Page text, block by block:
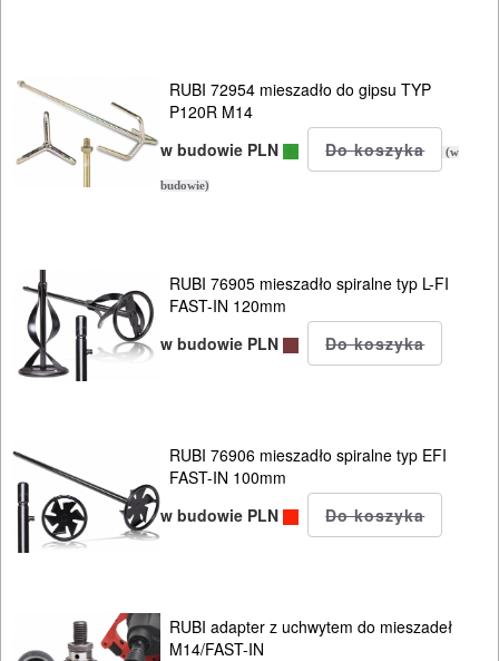
RUBI 72954 mieszadło do gipsu TYP
P120R M14
w budowie PLN
(w
budowie)
RUBI 76905 mieszadło spiralne typ L-FI
FAST-IN 120mm
w budowie PLN
RUBI 76906 mieszadło spiralne typ EFI
FAST-IN 100mm
w budowie PLN
RUBI adapter z uchwytem do mieszadeł
M14/FAST-IN